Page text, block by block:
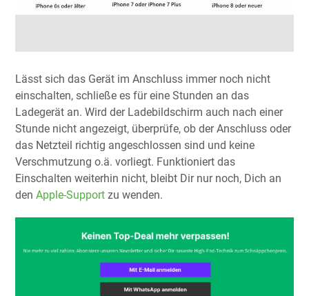
Lässt sich das Gerät im Anschluss immer noch nicht
einschalten, schließe es für eine Stunden an das
Ladegerät an. Wird der Ladebildschirm auch nach einer
Stunde nicht angezeigt, überprüfe, ob der Anschluss oder
das Netzteil richtig angeschlossen sind und keine
Verschmutzung o.ä. vorliegt. Funktioniert das
Einschalten weiterhin nicht, bleibt Dir nur noch, Dich an
den Apple-Support zu wenden.